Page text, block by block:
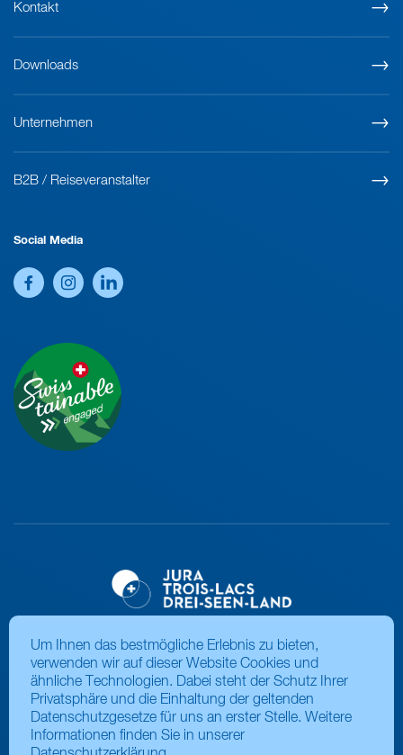
Kontakt
Downloads
Unternehmen
B2B / Reiseveranstalter
Social Media
Um Ihnen das bestmögliche Erlebnis zu bieten,
verwenden wir auf dieser Website Cookies und
ähnliche Technologien. Dabei steht der Schutz Ihrer
Privatsphäre und die Einhaltung der geltenden
Datenschutzgesetze für uns an erster Stelle. Weitere
Informationen finden Sie in unserer